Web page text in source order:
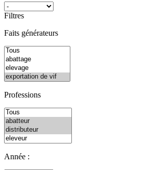
Filtres
Faits générateurs
Professions
Année :